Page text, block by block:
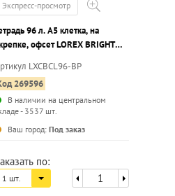
Экспресс-просмотр
96 л. А5 клетка, на
офсет LOREX BRIGHT
форзаца, soft touch,
УФ-лак
LXCBCL96-BP
269596
В наличии на центральном
- 3537 шт.
Ваш город: Под заказ
по:
1 шт.